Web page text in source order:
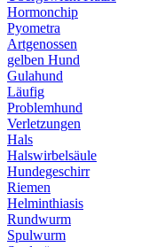
Hormonchip
Pyometra
Artgenossen
gelben Hund
Gulahund
Läufig
Problemhund
Verletzungen
Hals
Halswirbelsäule
Hundegeschirr
Riemen
Helminthiasis
Rundwurm
Spulwurm